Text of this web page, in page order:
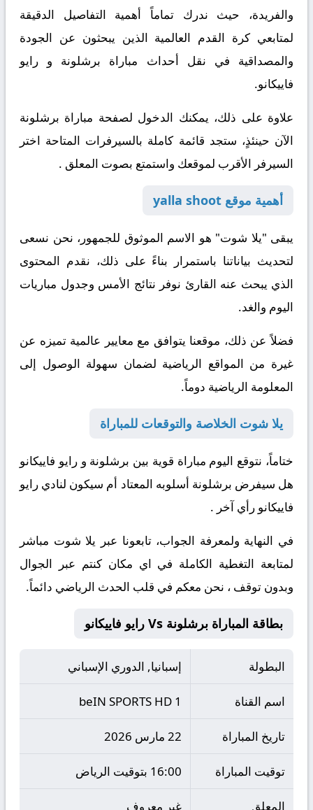
والفريدة، حيث ندرك تماماً أهمية التفاصيل الدقيقة
لمتابعي كرة القدم العالمية الذين يبحثون عن الجودة
والمصداقية في نقل أحداث مباراة برشلونة و رايو
فاييكانو.
علاوة على ذلك، يمكنك الدخول لصفحة مباراة برشلونة
الآن حينئذٍ، ستجد قائمة كاملة بالسيرفرات المتاحة اختر
السيرفر الأقرب لموقعك واستمتع بصوت المعلق .
أهمية موقع yalla shoot
يبقى "يلا شوت" هو الاسم الموثوق للجمهور، نحن نسعى
لتحديث بياناتنا باستمرار بناءً على ذلك، نقدم المحتوى
الذي يبحث عنه القارئ نوفر نتائج الأمس وجدول مباريات
اليوم والغد.
فضلاً عن ذلك، موقعنا يتوافق مع معايير عالمية تميزه عن
غيرة من المواقع الرياضية لضمان سهولة الوصول إلى
المعلومة الرياضية دوماً.
يلا شوت الخلاصة والتوقعات للمباراة
ختاماً، نتوقع اليوم مباراة قوية بين برشلونة و رايو فاييكانو
هل سيفرض برشلونة أسلوبه المعتاد أم سيكون لنادي رايو
فاييكانو رأي آخر .
في النهاية ولمعرفة الجواب، تابعونا عبر يلا شوت مباشر
لمتابعة التغطية الكاملة في اي مكان كنتم عبر الجوال
وبدون توقف ، نحن معكم في قلب الحدث الرياضي دائماً.
بطاقة المباراة برشلونة Vs رايو فاييكانو
البطولة إسبانيا, الدوري الإسباني
اسم القناة beIN SPORTS HD 1
تاريخ المباراة 22 مارس 2026
توقيت المباراة 16:00 بتوقيت الرياض
المعلق غير معروف